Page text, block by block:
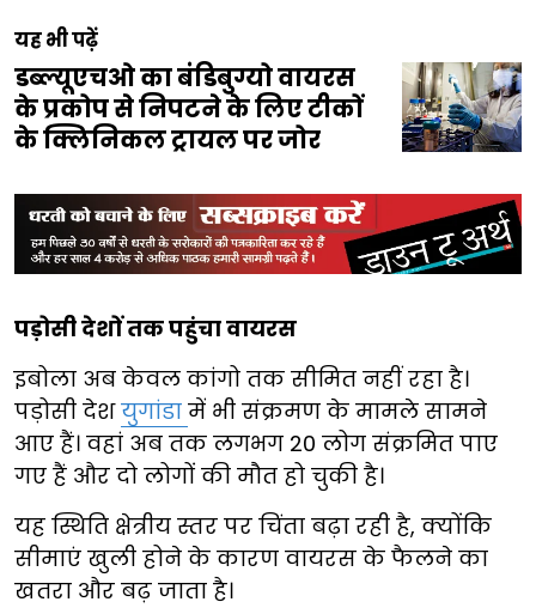
यह भी पढ़ें
डब्ल्यूएचओ का बंडिबुग्यो वायरस
के प्रकोप से निपटने के लिए टीकों
के क्लिनिकल ट्रायल पर जोर
पड़ोसी देशों तक पहुंचा वायरस
इबोला अब केवल कांगो तक सीमित नहीं रहा है।
पड़ोसी देशयुगांडा में भी संक्रमण के मामले सामने
आए हैं। वहां अब तक लगभग 20 लोग संक्रमित पाए
गए हैं और दो लोगों की मौत हो चुकी है।
यह स्थिति क्षेत्रीय स्तर पर चिंता बढ़ा रही है, क्योंकि
सीमाएं खुली होने के कारण वायरस के फैलने का
खतरा और बढ़ जाता है।